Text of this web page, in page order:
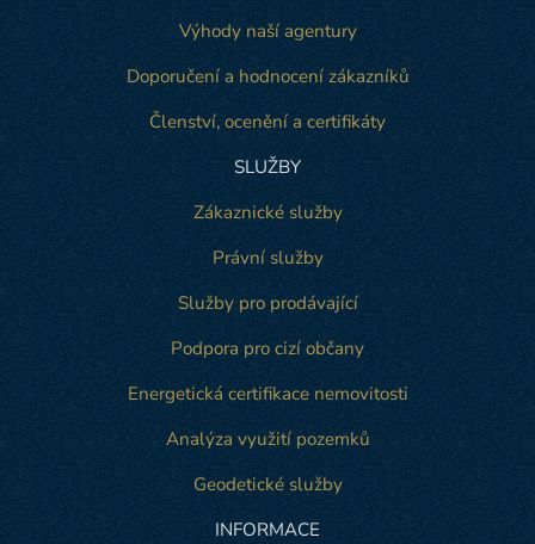
Výhody naší agentury
Doporučení a hodnocení zákazníků
Členství, ocenění a certifikáty
SLUŽBY
Zákaznické služby
Právní služby
Služby pro prodávající
Podpora pro cizí občany
Energetická certifikace nemovitosti
Analýza využití pozemků
Geodetické služby
INFORMACE